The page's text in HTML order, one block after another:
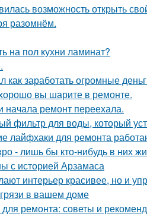
возможность открыть
разомнём.
на пол кухни ламинат?
заработать огромные
вы шарите в ремонте.
начала ремонт переехала.
фильтр для воды, который
лайфхаки для ремонта
- лишь бы кто-нибудь в них
с историей Арзамаса
интерьер красивее, но и
в вашем доме
ремонта: советы и